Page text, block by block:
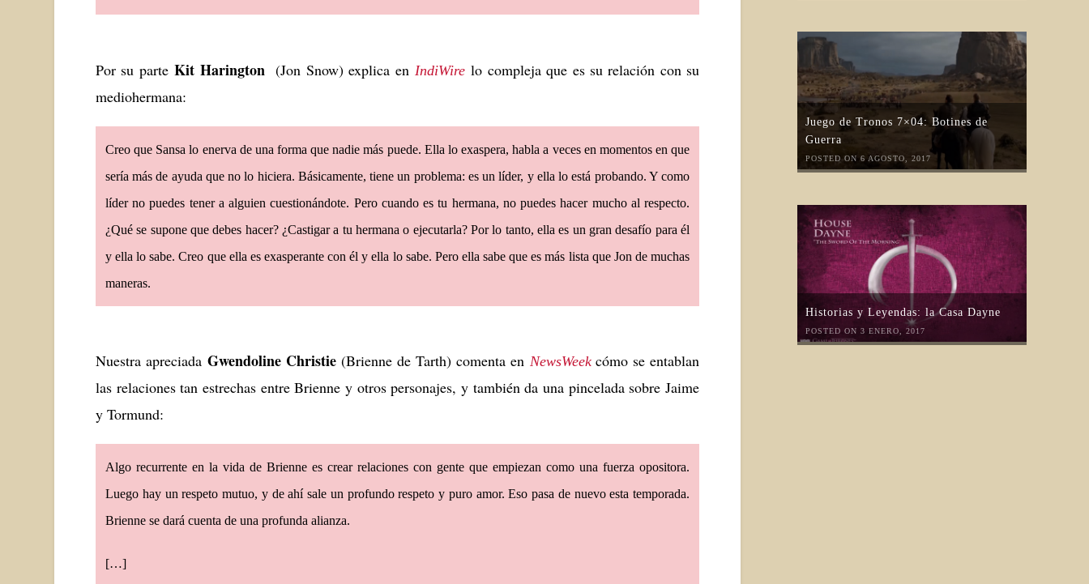
Por su parteKit Harington(Jon Snow) explica en IndiWirelo compleja que es su relación con su
mediohermana:
Creo que Sansa lo enerva de una forma que nadie más puede. Ella lo exaspera, habla a veces en momentos en que
sería más de ayuda que no lo hiciera. Básicamente, tiene un problema: es un líder, y ella lo está probando. Y como
líder no puedes tener a alguien cuestionándote. Pero cuando es tu hermana, no puedes hacer mucho al respecto.
¿Qué se supone que debes hacer? ¿Castigar a tu hermana o ejecutarla? Por lo tanto, ella es un gran desafío para él
y ella lo sabe. Creo que ella es exasperante con él y ella lo sabe. Pero ella sabe que es más lista que Jon de muchas
maneras.
Nuestra apreciada Gwendoline Christie(Brienne de Tarth) comenta en NewsWeekcómo se entablan
las relaciones tan estrechas entre Brienne y otros personajes, y también da una pincelada sobre Jaime
y Tormund:
Algo recurrente en la vida de Brienne es crear relaciones con gente que empiezan como una fuerza opositora.
Luego hay un respeto mutuo, y de ahí sale un profundo respeto y puro amor. Eso pasa de nuevo esta temporada.
Brienne se dará cuenta de una profunda alianza.
[…]
Juego de Tronos 7×04: Botines de
Guerra
POSTED ON 6 AGOSTO, 2017
Historias y Leyendas: la Casa Dayne
POSTED ON 3 ENERO, 2017